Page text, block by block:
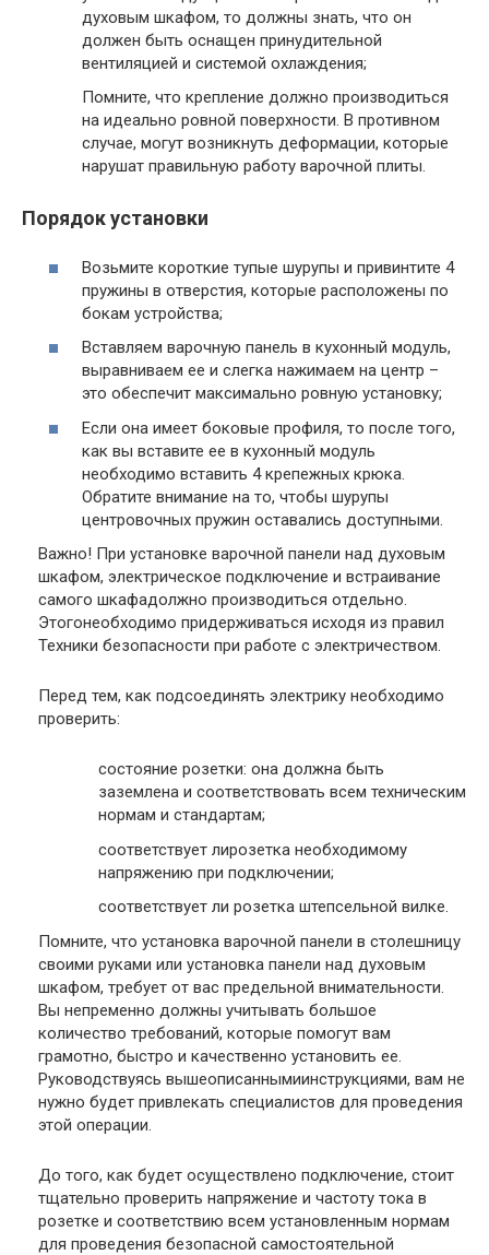
духовым шкафом, то должны знать, что он
должен быть оснащен принудительной
вентиляцией и системой охлаждения;
Помните, что крепление должно производиться
на идеально ровной поверхности. В противном
случае, могут возникнуть деформации, которые
нарушат правильную работу варочной плиты.
Порядок установки
Возьмите короткие тупые шурупы и привинтите 4
пружины в отверстия, которые расположены по
бокам устройства;
Вставляем варочную панель в кухонный модуль,
выравниваем ее и слегка нажимаем на центр –
это обеспечит максимально ровную установку;
Если она имеет боковые профиля, то после того,
как вы вставите ее в кухонный модуль
необходимо вставить 4 крепежных крюка.
Обратите внимание на то, чтобы шурупы
центровочных пружин оставались доступными.
Важно! При установке варочной панели над духовым
шкафом, электрическое подключение и встраивание
самого шкафадолжно производиться отдельно.
Этогонеобходимо придерживаться исходя из правил
Техники безопасности при работе с электричеством.
Перед тем, как подсоединять электрику необходимо
проверить:
состояние розетки: она должна быть
заземлена и соответствовать всем техническим
нормам и стандартам;
соответствует лирозетка необходимому
напряжению при подключении;
соответствует ли розетка штепсельной вилке.
Помните, что установка варочной панели в столешницу
своими руками или установка панели над духовым
шкафом, требует от вас предельной внимательности.
Вы непременно должны учитывать большое
количество требований, которые помогут вам
грамотно, быстро и качественно установить ее.
Руководствуясь вышеописаннымиинструкциями, вам не
нужно будет привлекать специалистов для проведения
этой операции.
До того, как будет осуществлено подключение, стоит
тщательно проверить напряжение и частоту тока в
розетке и соответствию всем установленным нормам
для проведения безопасной самостоятельной